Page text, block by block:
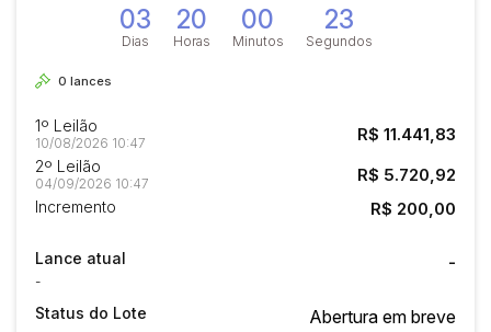
03
Dias
20
Horas
00
Minutos
22
Segundos
0 lances
1º Leilão
10/08/2026 10:47 R$ 11.441,83
2º Leilão
04/09/2026 10:47 R$ 5.720,92
Incremento R$ 200,00
Lance atual
-
-
Status do Lote Abertura em breve